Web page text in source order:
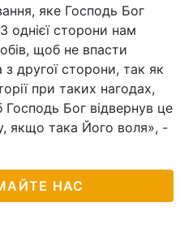
яке Господь Бог
однієї сторони нам
щоб не впасти
з другої сторони, так як
при таких нагодах,
Бог відвернув це
якщо така Його воля», -
НАС